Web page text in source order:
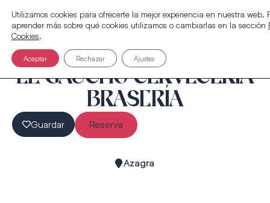
EL GAUCHO CERVECERÍA
BRASERÍA
Guardar Reserva
Azagra
Utilizamos cookies para ofrecerte la mejor experiencia en nuestra web.
aprender más sobre qué cookies utilizamos o cambiarlas en la sección
Cookies.
Aceptar Rechazar Ajustes